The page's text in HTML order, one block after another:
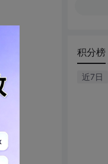
积分榜
近7日